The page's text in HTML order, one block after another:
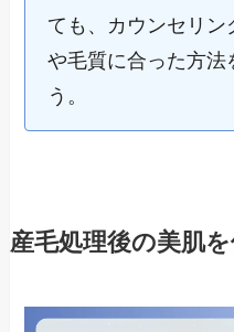
ても、カウンセリ
や毛質に合った方法
う。
産毛処理後の美肌